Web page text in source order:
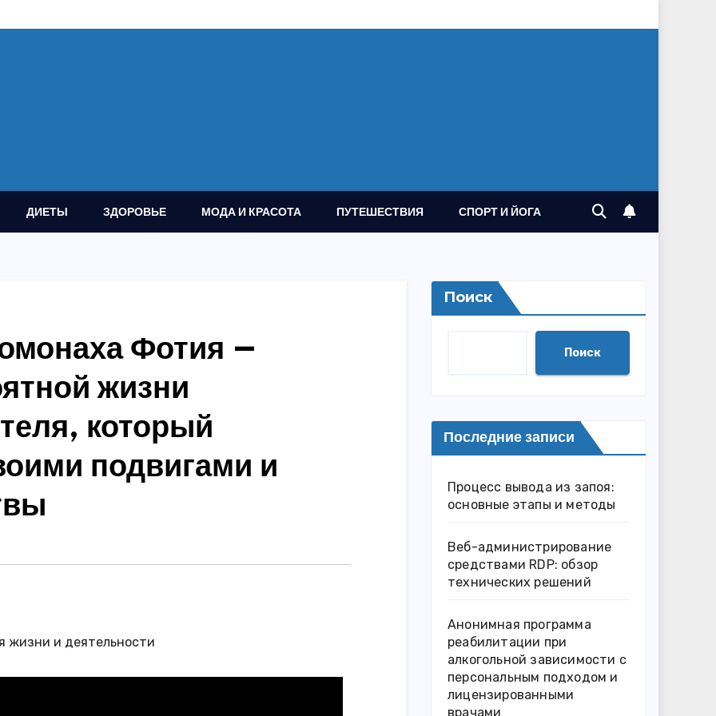
ДИЕТЫ ЗДОРОВЬЕ МОДА И КРАСОТА ПУТЕШЕСТВИЯ СПОРТ И ЙОГА
Фотия —
жизни
который
подвигами и
Поиск
Поиск
Последние записи
Процесс вывода из запоя:
основные этапы и методы
Веб-администрирование
средствами RDP: обзор
технических решений
Анонимная программа
реабилитации при
алкогольной зависимости с
персональным подходом и
лицензированными
врачами